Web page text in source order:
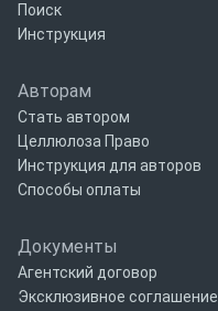
Поиск
Инструкция
Авторам
Стать автором
Целлюлоза Право
Инструкция для авторов
Способы оплаты
Документы
Агентский договор
Эксклюзивное соглашение